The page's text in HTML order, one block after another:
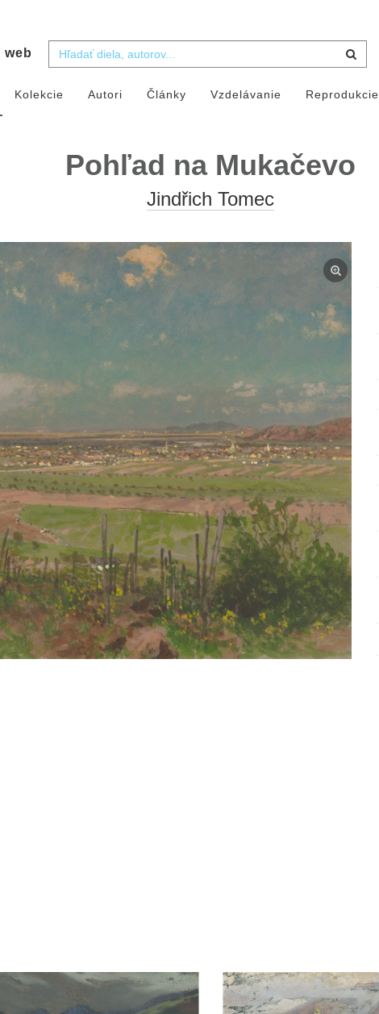
web
Kolekcie Autori Články Vzdelávanie Reprodukcie
Pohľad na Mukačevo
Jindřich Tomec